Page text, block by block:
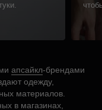
апсайкл-брендами
одежду,
материалов.
в магазинах,